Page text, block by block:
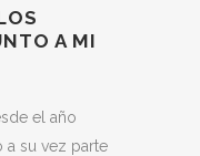
A MI
el año
a su vez parte